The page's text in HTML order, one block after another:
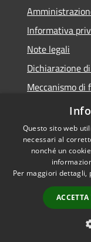
Informativa
Note legali
Dichiarazione
Meccanismo di
Whistleblowing
Accessibilità
Questo sito web
necessari al
nonché un
Per maggiori dettagli,